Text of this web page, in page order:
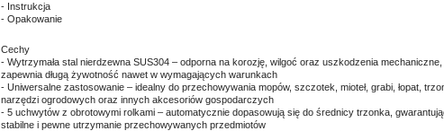
- Instrukcja
- Opakowanie
Cechy
- Wytrzymała stal nierdzewna SUS304 – odporna na korozję, wilgoć oraz uszkodzenia mechaniczne,
zapewnia długą żywotność nawet w wymagających warunkach
- Uniwersalne zastosowanie – idealny do przechowywania mopów, szczotek, mioteł, grabi, łopat,
narzędzi ogrodowych oraz innych akcesoriów gospodarczych
- 5 uchwytów z obrotowymi rolkami – automatycznie dopasowują się do średnicy trzonka,
stabilne i pewne utrzymanie przechowywanych przedmiotów